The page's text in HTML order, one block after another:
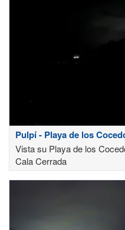
Pulpí - Playa de los
Vista su Playa de los
Cala Cerrada